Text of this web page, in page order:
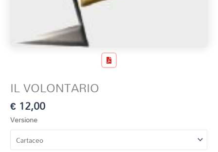
IL VOLONTARIO
€ 12,00
Versione